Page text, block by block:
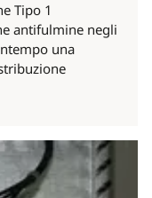
Tipo 1
antifulmine negli
una